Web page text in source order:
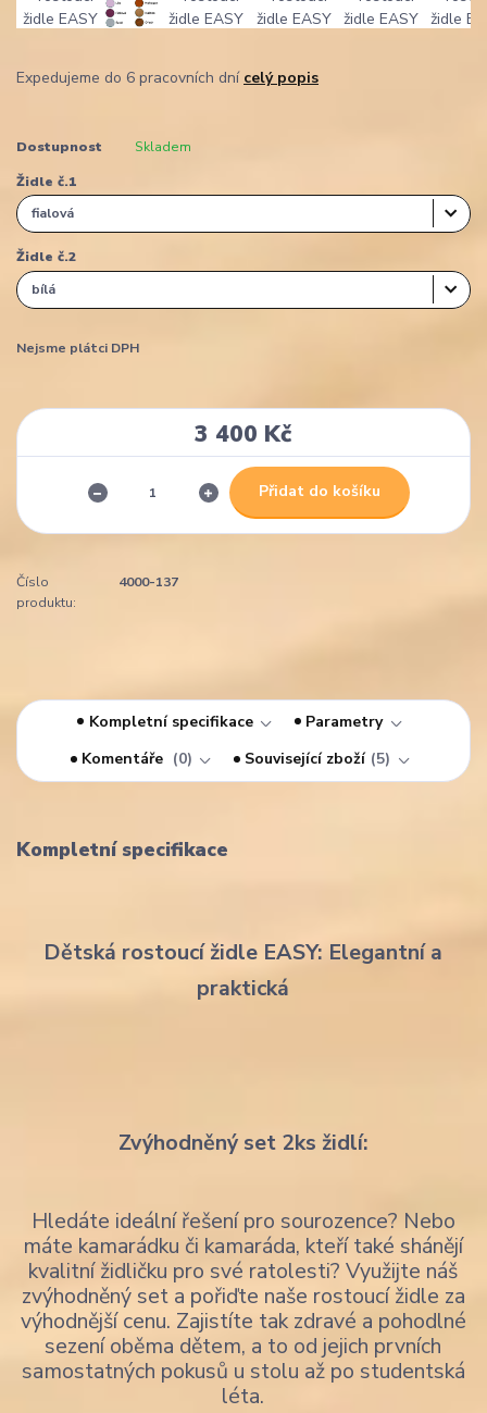
Expedujeme do 6 pracovních dní celý popis
Dostupnost Skladem
Židle č.1
Židle č.2
Nejsme plátci DPH
3 400 Kč
Přidat do košíku
Číslo
produktu:
4000-137
Kompletní specifikace
Parametry
Komentáře
0 Související zboží 5
Kompletní specifikace
Dětská rostoucí židle EASY: Elegantní a
praktická
Zvýhodněný set 2ks židlí:
Hledáte ideální řešení pro sourozence? Nebo
máte kamarádku či kamaráda, kteří také shánějí
kvalitní židličku pro své ratolesti? Využijte náš
zvýhodněný set a pořiďte naše rostoucí židle za
výhodnější cenu. Zajistíte tak zdravé a pohodlné
sezení oběma dětem, a to od jejich prvních
samostatných pokusů u stolu až po studentská
léta.